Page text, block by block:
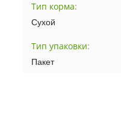
Тип корма:
Сухой
Тип упаковки:
Пакет